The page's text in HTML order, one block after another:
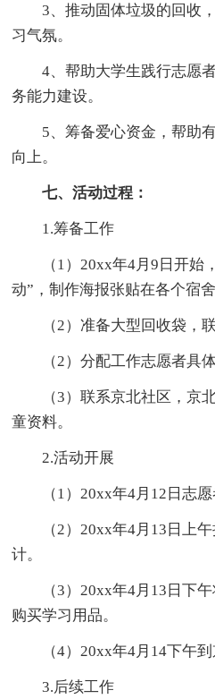
3、推动固体垃圾的回收，
习气氛。
4、帮助大学生践行志愿者
务能力建设。
5、筹备爱心资金，帮助有
向上。
七、活动过程：
1.筹备工作
（1）20xx年4月9日开始
动”，制作海报张贴在各个宿舍
（2）准备大型回收袋，联
（2）分配工作志愿者具体
（3）联系京北社区，京北
童资料。
2.活动开展
（1）20xx年4月12日志愿
（2）20xx年4月13日上午
计。
（3）20xx年4月13日下午
购买学习用品。
（4）20xx年4月14下午到
3.后续工作